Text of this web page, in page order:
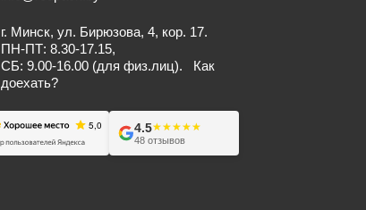
г. Минск, ул. Бирюзова, 4, кор. 17.
ПН-ПТ: 8.30-17.15,
СБ: 9.00-16.00 (для физ.лиц). Как
доехать?
4.5★★★★★
★★★★★
48 отзывов